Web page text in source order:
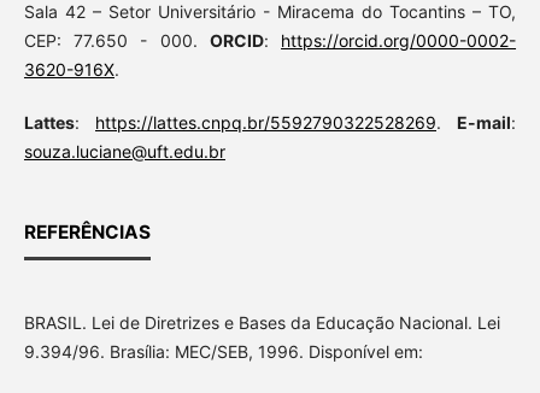
Sala 42 – Setor Universitário - Miracema do Tocantins – TO,
CEP: 77.650 - 000. ORCID: https://orcid.org/0000-0002-
3620-916X.
Lattes: https://lattes.cnpq.br/5592790322528269.E-mail:
souza.luciane@uft.edu.br
REFERÊNCIAS
BRASIL. Lei de Diretrizes e Bases da Educação Nacional. Lei
9.394/96. Brasília: MEC/SEB, 1996. Disponível em: